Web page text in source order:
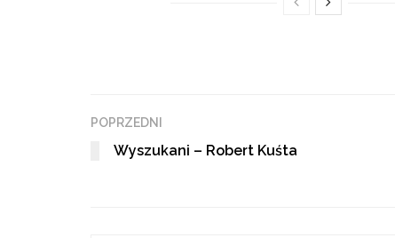
POPRZEDNI
Wyszukani – Robert Kuśta